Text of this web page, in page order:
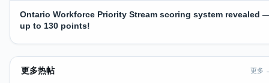
Ontario Workforce Priority Stream scoring system revealed
up to 130 points!
更多热帖 更多